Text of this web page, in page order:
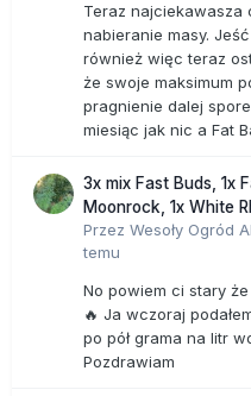
Teraz najciekawasza
nabieranie masy.
również więc teraz
że swoje maksimum
pragnienie dalej
miesiąc jak nic a Fat
3x mix Fast Buds, 1x
Moonrock, 1x White
Przez Wesoły Ogród
temu
No powiem ci stary
🔥 Ja wczoraj
po pół grama na litr
Pozdrawiam